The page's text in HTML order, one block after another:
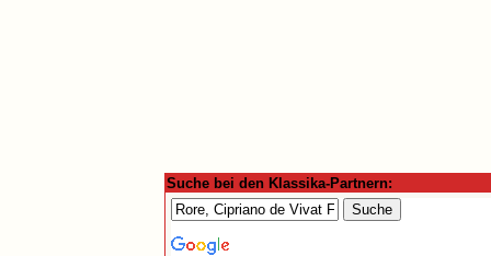
Suche bei den Klassika-Partnern: